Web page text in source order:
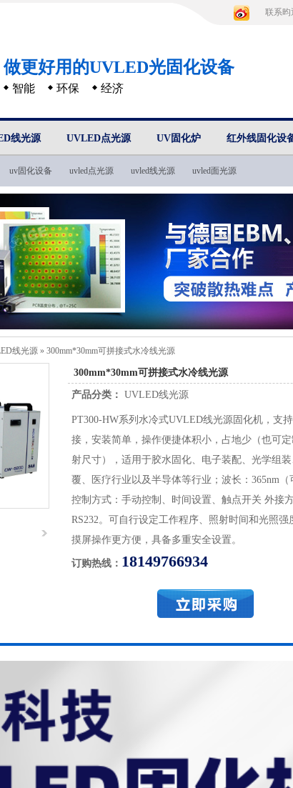
联系昀
做更好用的UVLED光固化设备
智能 环保 经济
线光源 UVLED点光源 UV固化炉 红外线固化设
uv固化设备 uvled点光源 uvled线光源 uvled面光源
线光源 » 300mm*30mm可拼接式水冷线光源
300mm*30mm可拼接式水冷线光源
产品分类： UVLED线光源
PT300-HW系列水冷式UVLED线光源固化机，支
接，安装简单，操作便捷体积小，占地少（也可
射尺寸），适用于胶水固化、电子装配、光学组
覆、医疗行业以及半导体等行业；波长：365nm（
控制方式：手动控制、时间设置、触点开关 外接
RS232。可自行设定工作程序、照射时间和光照强
摸屏操作更方便，具备多重安全设置。
订购热线： 18149766934